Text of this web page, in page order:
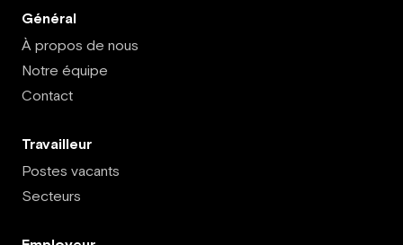
Général
À propos de nous
Notre équipe
Contact
Travailleur
Postes vacants
Secteurs